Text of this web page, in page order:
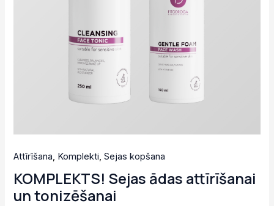
Attīrīšana, Komplekti,Sejas kopšana
KOMPLEKTS! Sejas ādas attīrīšanai
un tonizēšanai